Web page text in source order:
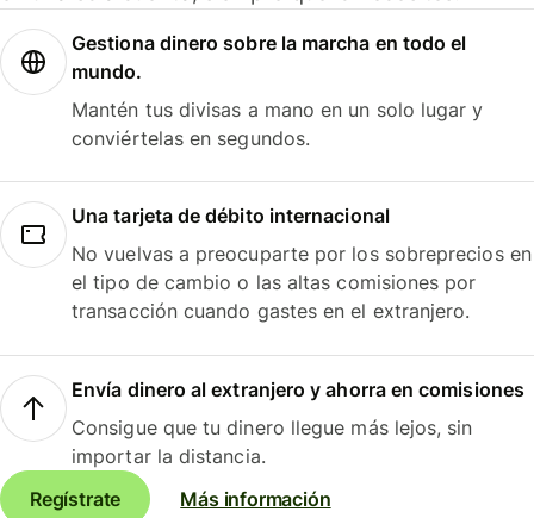
Gestiona dinero sobre la marcha en todo el
mundo.
Mantén tus divisas a mano en un solo lugar y
conviértelas en segundos.
Una tarjeta de débito internacional
No vuelvas a preocuparte por los sobreprecios en
el tipo de cambio o las altas comisiones por
transacción cuando gastes en el extranjero.
Envía dinero al extranjero y ahorra en comisiones
Consigue que tu dinero llegue más lejos, sin
importar la distancia.
Regístrate
Más información